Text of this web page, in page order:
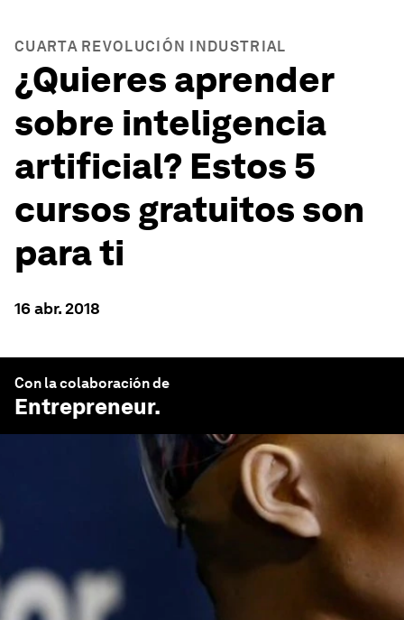
CUARTA REVOLUCIÓN INDUSTRIAL
¿Quieres aprender
sobre inteligencia
artificial? Estos 5
cursos gratuitos son
para ti
16 abr. 2018
Con la colaboración de
Entrepreneur.